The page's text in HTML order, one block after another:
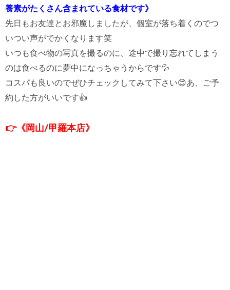
養素がたくさん含まれている食材です》
先日もお友達とお邪魔しましたが、個室が落ち着くのでつ
いつい声がでかくなります笑
いつも食べ物の写真を撮るのに、途中で撮り忘れてしまう
のは食べるのに夢中になっちゃうからです💦
コスパも良いのでぜひチェックしてみて下さい😊あ、ご予
約した方がいいです👍
👉《岡山/甲羅本店》